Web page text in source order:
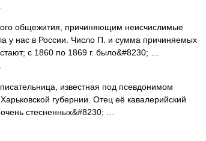
общежития, причиняющим неисчислимые
у нас в России. Число П. и сумма причиняемых
с 1860 по 1869 г. было&#8230; …
известная под псевдонимом
губернии. Отец её кавалерийский
стесненных&#8230; …